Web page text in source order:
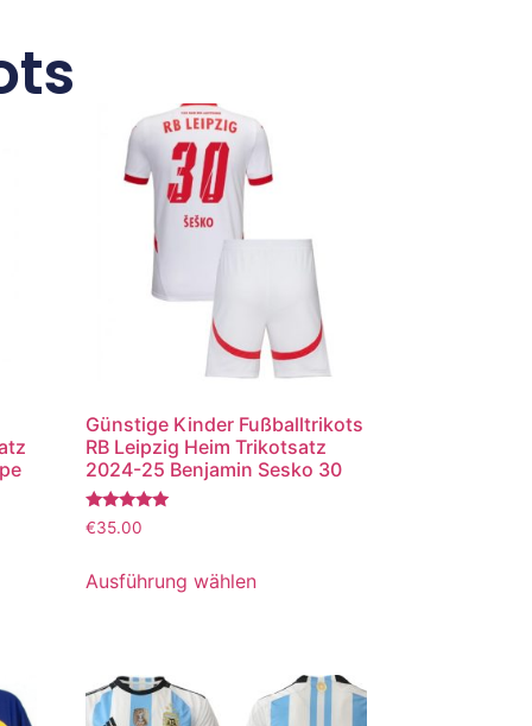
Günstige Kinder Fußballtrikots
RB Leipzig Heim Trikotsatz
2024-25 Benjamin Sesko 30
Bewertet
mit
von 5
€35.00
Ausführung wählen